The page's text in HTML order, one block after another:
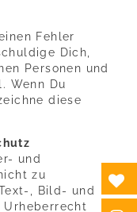
Fehler
Dich,
Personen und
Wenn Du
diese
und
zu
, Bild- und